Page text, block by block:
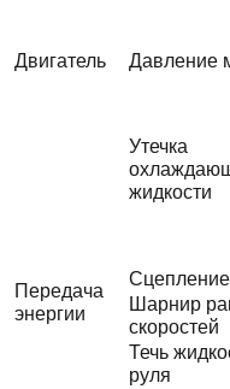
Двигатель
Давление
Утечка
жидкости
Передача
энергии
Сцепление
Шарнир
скоростей
Течь
руля